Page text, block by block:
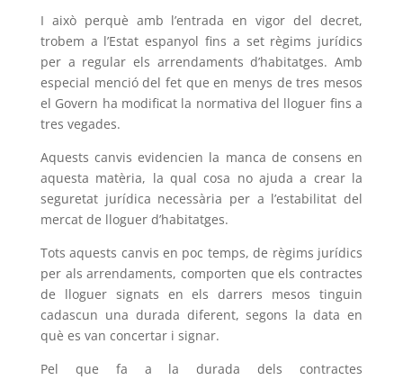
I això perquè amb l’entrada en vigor del decret,
trobem a l’Estat espanyol fins a set règims jurídics
per a regular els arrendaments d’habitatges. Amb
especial menció del fet que en menys de tres mesos
el Govern ha modificat la normativa del lloguer fins a
tres vegades.
Aquests canvis evidencien la manca de consens en
aquesta matèria, la qual cosa no ajuda a crear la
seguretat jurídica necessària per a l’estabilitat del
mercat de lloguer d’habitatges.
Tots aquests canvis en poc temps, de règims jurídics
per als arrendaments, comporten que els contractes
de lloguer signats en els darrers mesos tinguin
cadascun una durada diferent, segons la data en
què es van concertar i signar.
Pel que fa a la durada dels contractes